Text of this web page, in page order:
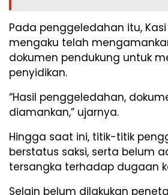
Pada penggeledahan itu, Kasi
mengaku telah
dokumen pendukung untuk
penyidikan.
“Hasil penggeledahan,
diamankan,” ujarnya.
Hingga saat ini, titik-titik
berstatus saksi, serta belum
tersangka terhadap dugaan
Selain belum dilakukan